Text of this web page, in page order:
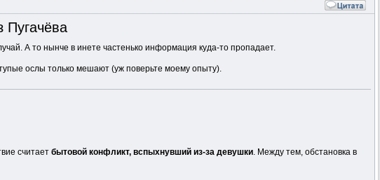
Пугачёва
А то нынче в инете частенько информация куда-то пропадает.
ослы только мешают (уж поверьте моему опыту).
считает бытовой конфликт, вспыхнувший из-за девушки. Между тем, обстановка в